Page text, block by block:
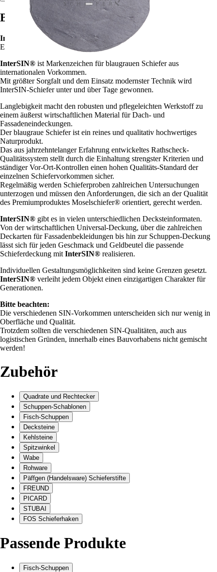
Beschreibung
InterSIN
Ein Werkstoff mit vielfältigen Facetten
InterSIN® ist Markenzeichen für blaugrauen Schiefer aus
internationalen Vorkommen.
Mit größter Sorgfalt und dem Einsatz modernster Technik wird
InterSIN-Schiefer unter und über Tage gewonnen.
Langlebigkeit macht den robusten und pflegeleichten Werkstoff zu
einem äußerst wirtschaftlichen Material für Dach- und
Fassadeneindeckungen.
Der blaugraue Schiefer ist ein reines und qualitativ hochwertiges
Naturprodukt.
Das aus jahrzehntelanger Erfahrung entwickeltes Rathscheck-
Qualitätssystem stellt durch die Einhaltung strengster Kriterien und
ständiger Vor-Ort-Kontrollen einen hohen Qualitäts-Standard der
einzelnen Schiefervorkommen sicher.
Regelmäßig werden Schieferproben zahlreichen Untersuchungen
unterzogen und müssen den Anforderungen, die sich an der Qualität
des Premiumproduktes Moselschiefer® orientiert, gerecht werden.
InterSIN® gibt es in vielen unterschiedlichen Decksteinformaten.
Von der wirtschaftlichen Universal-Deckung, über die zahlreichen
Deckarten für Fassadenbekleidungen bis hin zur Schuppen-Deckung
lässt sich für jeden Geschmack und Geldbeutel die passende
Schieferdeckung mit InterSIN® realisieren.
Individuellen Gestaltungsmöglichkeiten sind keine Grenzen gesetzt.
InterSIN® verleiht jedem Objekt einen einzigartigen Charakter für
Generationen.
Bitte beachten:
Die verschiedenen SIN-Vorkommen unterscheiden sich nur wenig in
Oberfläche und Qualität.
Trotzdem sollten die verschiedenen SIN-Qualitäten, auch aus
logistischen Gründen, innerhalb eines Bauvorhabens nicht gemischt
werden!
Zubehör
Quadrate und Rechtecker
Schuppen-Schablonen
Fisch-Schuppen
Decksteine
Kehlsteine
Spitzwinkel
Wabe
Rohware
Päffgen (Handelsware) Schieferstifte
FREUND
PICARD
STUBAI
FOS Schieferhaken
Passende Produkte
Fisch-Schuppen